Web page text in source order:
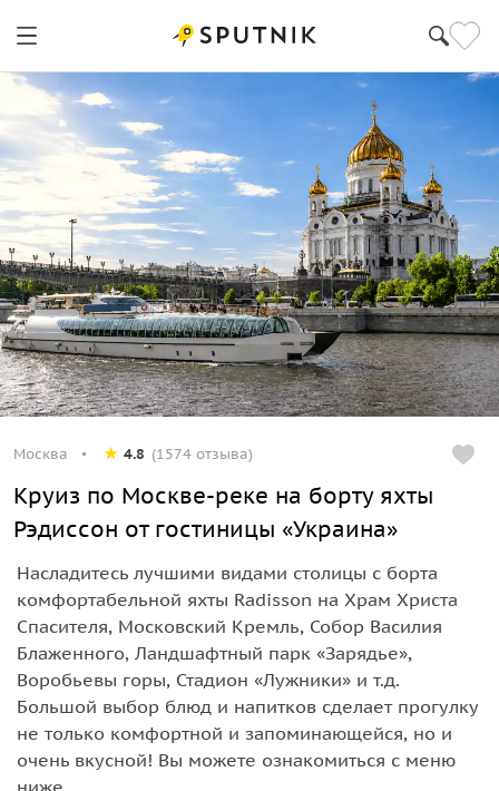
Москва 4.8 (1574 отзыва)
Круиз по Москве-реке на борту яхты
Рэдиссон от гостиницы «Украина»
Насладитесь лучшими видами столицы с борта
комфортабельной яхты Radisson на Храм Христа
Спасителя, Московский Кремль, Собор Василия
Блаженного, Ландшафтный парк «Зарядье»,
Воробьевы горы, Стадион «Лужники» и т.д.
Большой выбор блюд и напитков сделает прогулку
не только комфортной и запоминающейся, но и
очень вкусной! Вы можете ознакомиться с меню
ниже.